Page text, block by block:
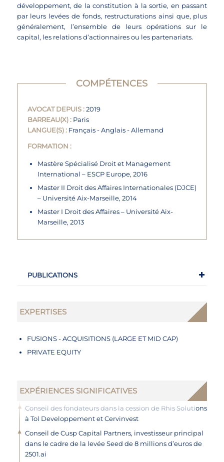
développement, de la constitution à la sortie, en passant
par leurs levées de fonds, restructurations ainsi que, plus
généralement, l’ensemble de leurs opérations sur le
capital, les relations d’actionnaires ou les partenariats.
COMPÉTENCES
AVOCAT DEPUIS :2019
BARREAU(X) :Paris
LANGUE(S) :Français - Anglais - Allemand
FORMATION :
Mastère Spécialisé Droit et Management
International – ESCP Europe, 2016
Master II Droit des Affaires Internationales (DJCE)
– Université Aix-Marseille, 2014
Master I Droit des Affaires – Université Aix-
Marseille, 2013
PUBLICATIONS
EXPERTISES
FUSIONS - ACQUISITIONS (LARGE ET MID CAP)
PRIVATE EQUITY
EXPÉRIENCES SIGNIFICATIVES
Conseil des fondateurs dans la cession de Rhis Solutions
à Tol Developpement et Cervinvest
Conseil de Cusp Capital Partners, investisseur principal
dans le cadre de la levée Seed de 8 millions d’euros de
2501.ai